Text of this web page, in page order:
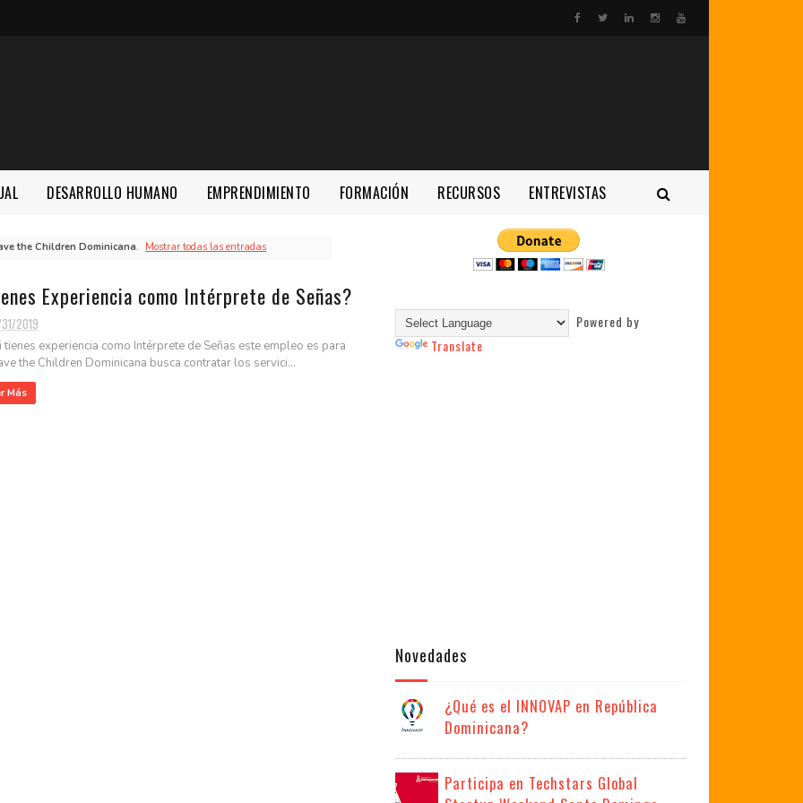
DESARROLLO HUMANO EMPRENDIMIENTO FORMACIÓN RECURSOS ENTREVISTAS
the Children Dominicana. Mostrar todas las entradas
Experiencia como Intérprete de Señas?
2019
experiencia como Intérprete de Señas este empleo es para
the Children Dominicana busca contratar los servici...
Más
Powered by
Translate
Novedades
¿Qué es el INNOVAP en República
Dominicana?
Participa en Techstars Global